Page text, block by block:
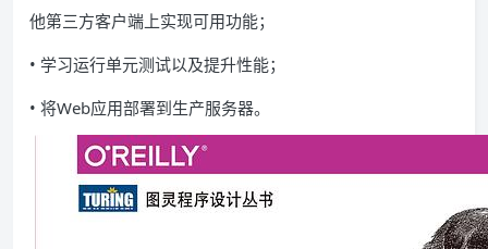
他第三方客户端上实现可用功能；
• 学习运行单元测试以及提升性能；
• 将Web应用部署到生产服务器。